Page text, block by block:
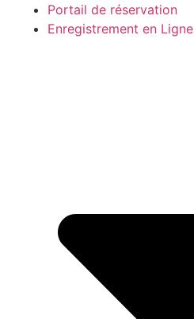
Portail de réservation
Enregistrement en Ligne